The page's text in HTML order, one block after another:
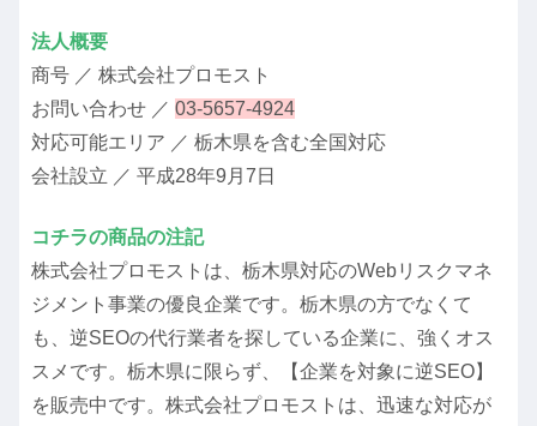
法人概要
商号 ／ 株式会社プロモスト
お問い合わせ ／ 03-5657-4924
対応可能エリア ／ 栃木県を含む全国対応
会社設立 ／ 平成28年9月7日
コチラの商品の注記
株式会社プロモストは、栃木県対応のWebリスクマネ
ジメント事業の優良企業です。栃木県の方でなくて
も、逆SEOの代行業者を探している企業に、強くオス
スメです。栃木県に限らず、【企業を対象に逆SEO】
を販売中です。株式会社プロモストは、迅速な対応が